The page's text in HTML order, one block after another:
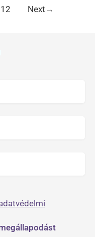
12 Next →